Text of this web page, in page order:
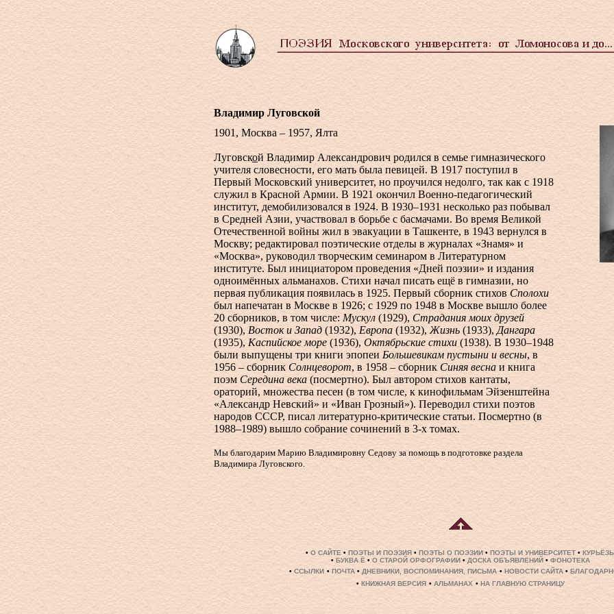
Владимир Луговской
1901, Москва – 1957, Ялта
Луговской Владимир Александрович родился в семье гимназического
учителя словесности, его мать была певицей. В 1917 поступил в
Первый Московский университет, но проучился недолго, так как с 1918
служил в Красной Армии. В 1921 окончил Военно-педагогический
институт, демобилизовался в 1924. В 1930–1931 несколько раз побывал
в Средней Азии, участвовал в борьбе с басмачами. Во время Великой
Отечественной войны жил в эвакуации в Ташкенте, в 1943 вернулся в
Москву; редактировал поэтические отделы в журналах «Знамя» и
«Москва», руководил творческим семинаром в Литературном
институте. Был инициатором проведения «Дней поэзии» и издания
одноимённых альманахов. Стихи начал писать ещё в гимназии, но
первая публикация появилась в 1925. Первый сборник стихов Сполохи
был напечатан в Москве в 1926; с 1929 по 1948 в Москве вышло более
20 сборников, в том числе: Мускул (1929), Страдания моих друзей
(1930), Восток и Запад (1932), Европа (1932), Жизнь (1933), Дангара
(1935), Каспийское море(1936), Октябрьские стихи (1938). В 1930–1948
были выпущены три книги эпопеи Большевикам пустыни и весны, в
1956 – сборник Солнцеворот, в 1958 – сборник Синяя весна и книга
поэм Середина века (посмертно). Был автором стихов кантаты,
ораторий, множества песен (в том числе, к кинофильмам Эйзенштейна
«Александр Невский» и «Иван Грозный»). Переводил стихи поэтов
народов СССР, писал литературно-критические статьи. Посмертно (в
1988–1989) вышло собрание сочинений в 3-х томах.
Мы благодарим Марию Владимировну Седову за помощь в подготовке раздела
Владимира Луговского.